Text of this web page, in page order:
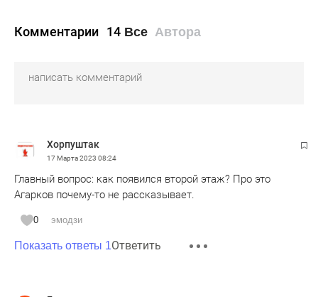
Комментарии 14 Все Автора
Хорпуштак
17 Марта 2023 08:24
Главный вопрос: как появился второй этаж? Про это
Агарков почему-то не рассказывает.
0 эмодзи
Показать ответы 1Ответить